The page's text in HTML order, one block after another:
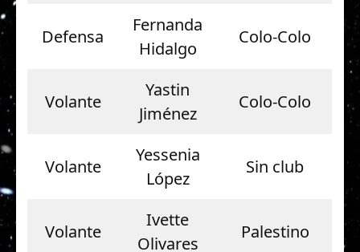
Defensa
Fernanda
Hidalgo
Colo-Colo
Volante
Yastin
Jiménez
Colo-Colo
Volante
Yessenia
López
Sin club
Volante
Ivette
Olivares
Palestino